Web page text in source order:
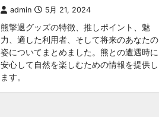
admin 5月 21, 2024
熊撃退グッズの特徴、推しポイント、魅
力、適した利用者、そして将来のあなたの
姿についてまとめました。熊との遭遇時に
安心して自然を楽しむための情報を提供し
ます。